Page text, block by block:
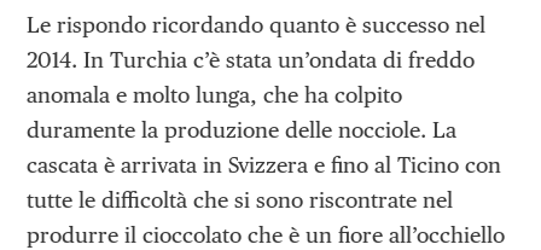
Le rispondo ricordando quanto è successo nel
2014. In Turchia c’è stata un’ondata di freddo
anomala e molto lunga, che ha colpito
duramente la produzione delle nocciole. La
cascata è arrivata in Svizzera e fino al Ticino con
tutte le difficoltà che si sono riscontrate nel
produrre il cioccolato che è un fiore all’occhiello